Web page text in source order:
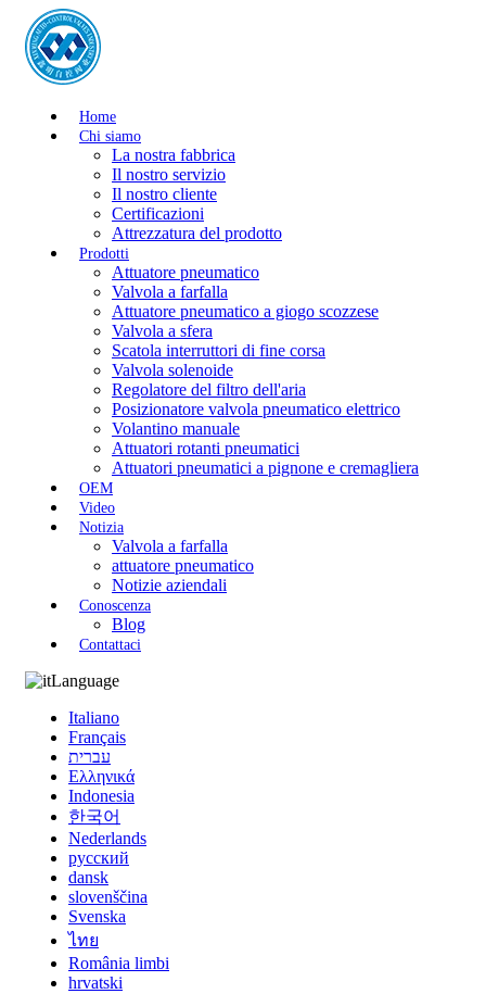
Home
Chi siamo
La nostra fabbrica
Il nostro servizio
Il nostro cliente
Certificazioni
Attrezzatura del prodotto
Prodotti
Attuatore pneumatico
Valvola a farfalla
Attuatore pneumatico a giogo scozzese
Valvola a sfera
Scatola interruttori di fine corsa
Valvola solenoide
Regolatore del filtro dell'aria
Posizionatore valvola pneumatico elettrico
Volantino manuale
Attuatori rotanti pneumatici
Attuatori pneumatici a pignone e cremagliera
OEM
Video
Notizia
Valvola a farfalla
attuatore pneumatico
Notizie aziendali
Conoscenza
Blog
Contattaci
Language
Italiano
Français
עברית
Ελληνικά
Indonesia
한국어
Nederlands
русский
dansk
slovenščina
Svenska
ไทย
România limbi
hrvatski